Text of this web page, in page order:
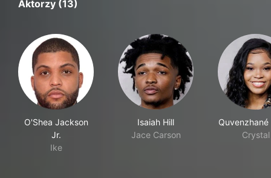
Aktorzy (13)
O'Shea Jackson
Jr.
Ike
Isaiah Hill
Jace Carson
Quvenzhané
Crystal